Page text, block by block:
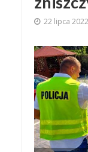
22 lipca 2022